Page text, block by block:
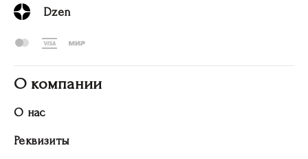
Dzen
О компании
О нас
Реквизиты